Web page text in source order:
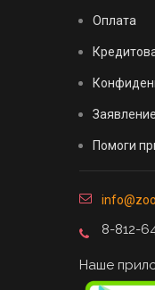
Оплата
Помоги
8-812-
Наше